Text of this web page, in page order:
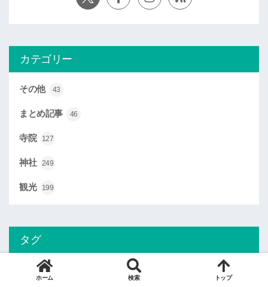
カテゴリー
その他 43
まとめ記事 46
寺院 127
神社 249
観光 199
タグ
ひなまつり
ホーム 検索 トップ